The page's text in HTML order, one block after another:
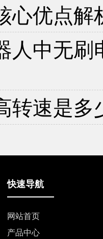
心优点解
人中无
转速是多
快速导航
网站首页
产品中心